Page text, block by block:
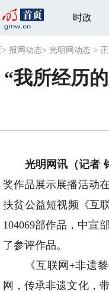
时政
> 报网动态> 光明网动态 >
“我所经历
光明网讯（记者
奖作品展示展播活动
扶贫公益短视频《互
104069部作品，中宣
了参评作品。
《互联网+非遗黎
网，传承非遗文化，